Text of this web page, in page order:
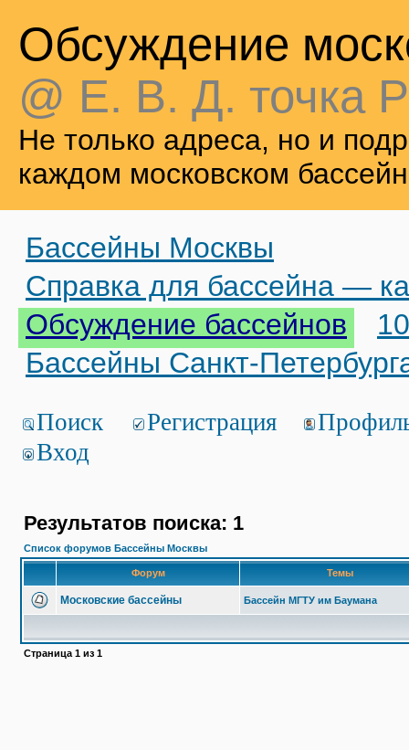
Обсуждение
@ Е. В. Д. точка
Не только адреса, но и
каждом московском
Бассейны Москвы
Справка для бассейна —
Обсуждение бассейнов
Бассейны Санкт-
Поиск Регистрация
Вход
Результатов поиска: 1
Список форумов Бассейны Москвы
Форум Темы
Московские бассейны Бассейн МГТУ им Баумана
Страница 1 из 1